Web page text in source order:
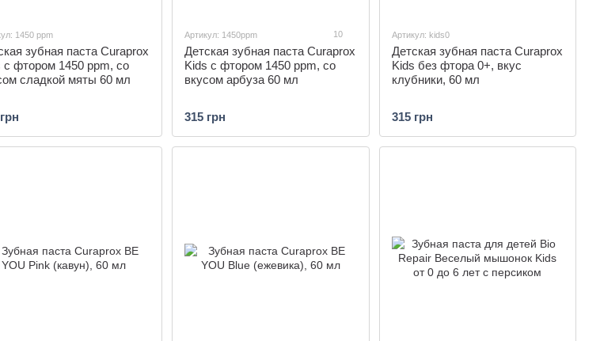
1450 ppm
зубная паста Curaprox
с фтором 1450 ppm, со
сладкой мяты 60 мл
Артикул: 1450ppm 10
Детская зубная паста Curaprox
Kids с фтором 1450 ppm, со
вкусом арбуза 60 мл
315 грн
Артикул: kids0
Детская зубная паста Curaprox
Kids без фтора 0+, вкус
клубники, 60 мл
315 грн